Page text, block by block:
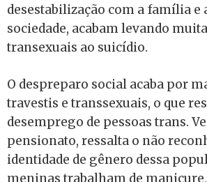
desestabilização com a família e
sociedade, acabam levando
transexuais ao suicídio.
O despreparo social acaba por
travestis e transsexuais, o que
desemprego de pessoas trans.
pensionato, ressalta o não
identidade de gênero dessa
meninas trabalham de